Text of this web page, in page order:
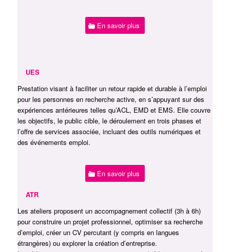
En savoir plus
UES
Prestation visant à faciliter un retour rapide et durable à l’emploi
pour les personnes en recherche active, en s’appuyant sur des
expériences antérieures telles qu’ACL, EMD et EMS. Elle couvre
les objectifs, le public cible, le déroulement en trois phases et
l’offre de services associée, incluant des outils numériques et
des événements emploi.
En savoir plus
ATR
Les ateliers proposent un accompagnement collectif (3h à 6h)
pour construire un projet professionnel, optimiser sa recherche
d’emploi, créer un CV percutant (y compris en langues
étrangères) ou explorer la création d’entreprise.